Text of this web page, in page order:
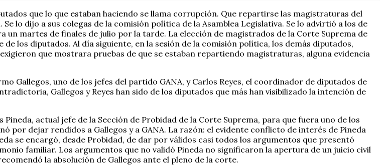
que lo que estaban haciendo se llama corrupción. Que repartirse las magistraturas del
lo dijo a sus colegas de la comisión política de la Asamblea Legislativa. Se lo advirtió a los de
un martes de finales de julio por la tarde. La elección de magistrados de la Corte Suprema de
los diputados. Al día siguiente, en la sesión de la comisión política, los demás diputados,
que mostrara pruebas de que se estaban repartiendo magistraturas, alguna evidencia
Gallegos, uno de los jefes del partido GANA, y Carlos Reyes, el coordinador de diputados de
Gallegos y Reyes han sido de los diputados que más han visibilizado la intención de
actual jefe de la Sección de Probidad de la Corte Suprema, para que fuera uno de los
por dejar rendidos a Gallegos y a GANA. La razón: el evidente conflicto de interés de Pineda
se encargó, desde Probidad, de dar por válidos casi todos los argumentos que presentó
familiar. Los argumentos que no validó Pineda no significaron la apertura de un juicio civil
la absolución de Gallegos ante el pleno de la corte.